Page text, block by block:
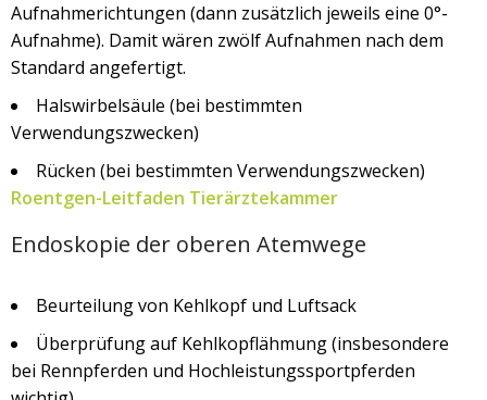
Aufnahmerichtungen (dann zusätzlich jeweils eine 0°-
Aufnahme). Damit wären zwölf Aufnahmen nach dem
Standard angefertigt.
Halswirbelsäule (bei bestimmten
Verwendungszwecken)
Rücken (bei bestimmten Verwendungszwecken)
Roentgen-Leitfaden Tierärztekammer
Endoskopie der oberen Atemwege
Beurteilung von Kehlkopf und Luftsack
Überprüfung auf Kehlkopflähmung (insbesondere
bei Rennpferden und Hochleistungssportpferden